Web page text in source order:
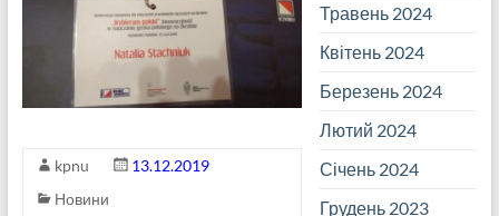
kpnu
13.12.2019
Новини
Травень 2024
Квітень 2024
Березень 2024
Лютий 2024
Січень 2024
Грудень 2023